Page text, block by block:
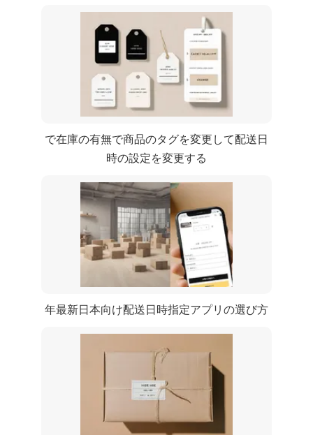
Shopify Flowで在庫の有無で商品のタグを変更して配送日
時の設定を変更する
[2024年最新] 日本向け配送日時指定アプリの選び方